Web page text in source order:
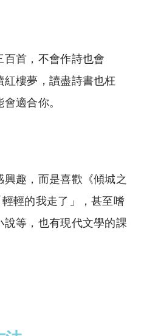
首，不會作詩也會
樓夢，讀盡詩書也枉
適合你。
趣，而是喜歡《傾城之
輕的我走了」，甚至嗜
等，也有現代文學的課